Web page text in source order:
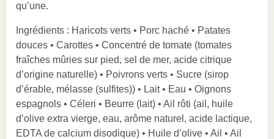
qu’une.
Ingrédients : Haricots verts • Porc haché • Patates
douces • Carottes • Concentré de tomate (tomates
fraîches mûries sur pied, sel de mer, acide citrique
d’origine naturelle) • Poivrons verts • Sucre (sirop
d’érable, mélasse (sulfites)) • Lait • Eau • Oignons
espagnols • Céleri • Beurre (lait) • Ail rôti (ail, huile
d’olive extra vierge, eau, arôme naturel, acide lactique,
EDTA de calcium disodique) • Huile d’olive • Ail • Ail